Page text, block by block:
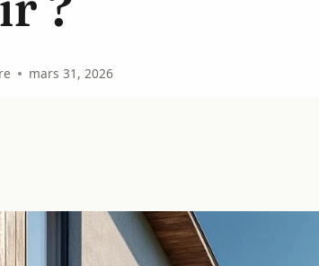
mars 31, 2026